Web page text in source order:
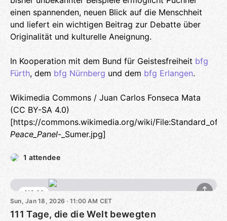
einen spannenden, neuen Blick auf die Menschheit
und liefert ein wichtigen Beitrag zur Debatte über
Originalität und kulturelle Aneignung.
In Kooperation mit dem Bund für Geistesfreiheit bfg
Fürth, dem bfg Nürnberg und dem bfg Erlangen.
Wikimedia Commons / Juan Carlos Fonseca Mata
(CC BY-SA 4.0)
[https://commons.wikimedia.org/wiki/
Peace_Panel-_Sumer.jpg]
1 attendee
€12.00
Sun, Jan 18, 2026 · 11:00 AM CET
111 Tage, die die Welt bewegten